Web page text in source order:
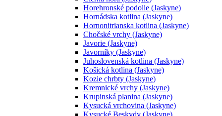
Horehronské podolie (Jaskyne)
Hornádska kotlina (Jaskyne)
Hornonitrianska kotlina (Jaskyne)
Chočské vrchy (Jaskyne)
Javorie (Jaskyne)
Javorníky (Jaskyne)
Juhoslovenská kotlina (Jaskyne)
Košická kotlina (Jaskyne)
Kozie chrbty (Jaskyne)
Kremnické vrchy (Jaskyne)
Krupinská planina (Jaskyne)
Kysucká vrchovina (Jaskyne)
Kysucké Beskydy (Jaskyne)